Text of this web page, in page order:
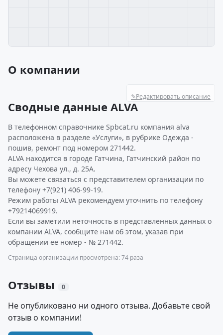
О компании
✎Редактировать описание
Сводные данные ALVA
В телефонном справочнике Spbcat.ru компания alva
расположена в разделе «Услуги», в рубрике Одежда -
пошив, ремонт под номером 271442.
ALVA находится в городе Гатчина, Гатчинский район по
адресу Чехова ул., д. 25А.
Вы можете связаться с представителем организации по
телефону +7(921) 406-99-19.
Режим работы ALVA рекомендуем уточнить по телефону
+79214069919.
Если вы заметили неточность в представленных данных о
компании ALVA, сообщите нам об этом, указав при
обращении ее номер - № 271442.
Страница организации просмотрена: 74 раза
Отзывы 0
Не опубликовано ни одного отзыва. Добавьте свой
отзыв о компании!